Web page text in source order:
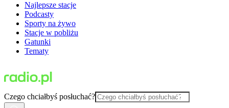
Najlepsze stacje
Podcasty
Sporty na żywo
Stacje w pobliżu
Gatunki
Tematy
Czego chciałbyś posłuchać?